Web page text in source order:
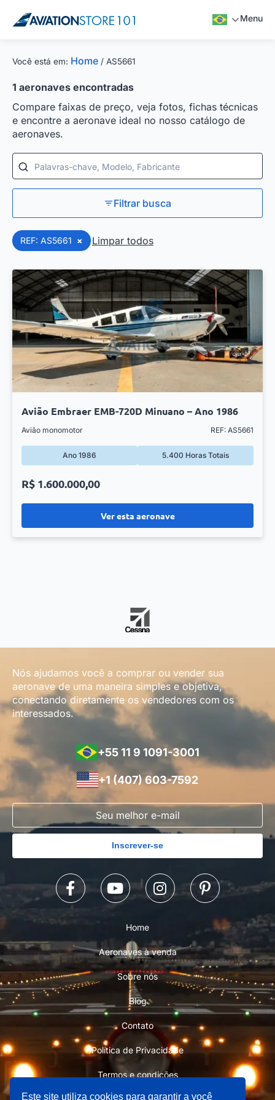
Menu
Você está em: Home / AS5661
1 aeronaves encontradas
Compare faixas de preço, veja fotos, fichas técnicas
e encontre a aeronave ideal no nosso catálogo de
aeronaves.
Palavras-chave, Modelo, Fabricante
Filtrar busca
REF: AS5661 × Limpar todos
Avião Embraer EMB-720D Minuano – Ano 1986
Avião monomotor REF: AS5661
Ano 1986 5.400 Horas Totais
Ver esta aeronave
R$ 1.600.000,00
Nós ajudamos você a comprar ou vender sua
aeronave de uma maneira simples e objetiva,
conectando diretamente os vendedores com os
interessados.
+55 11 9 1091-3001
+1 (407) 603-7592
Inscrever-se
Home
Aeronaves à venda
Sobre nós
Blog
Contato
Política de Privacidade
Termos e condições
Este site utiliza cookies para garantir a você